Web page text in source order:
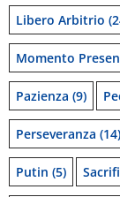
Libero Arbitrio
Momento
Pazienza (9)
Perseveranza (14)
Putin (5)